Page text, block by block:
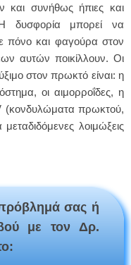
και συνήθως ήπιες και
Η δυσφορία μπορεί να
πόνο και φαγούρα στον
αυτών ποικίλλουν. Οι
στον πρωκτό είναι: η
οι αιμορροΐδες, η
(κονδυλώματα πρωκτού,
λοιμώξεις
σας ή
με τον Δρ.